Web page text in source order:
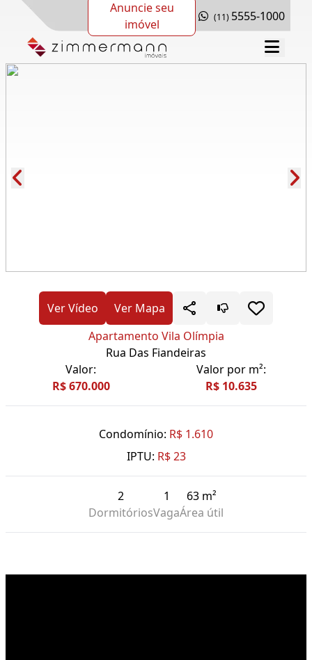
Anuncie seu
imóvel
(11) 5555-1000
Ver Vídeo
Ver Mapa
Apartamento Vila Olímpia
Rua Das Fiandeiras
Valor:
R$ 670.000
Valor por m²:
R$ 10.635
Condomínio: R$ 1.610
IPTU: R$ 23
2
Dormitórios
1
Vaga
63 m²
Área útil